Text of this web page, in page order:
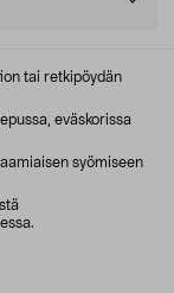
tai retkipöydän
eväskorissa
syömiseen